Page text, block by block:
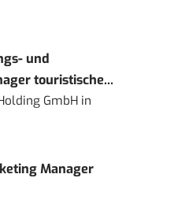
und
touristische...
GmbH in
Manager